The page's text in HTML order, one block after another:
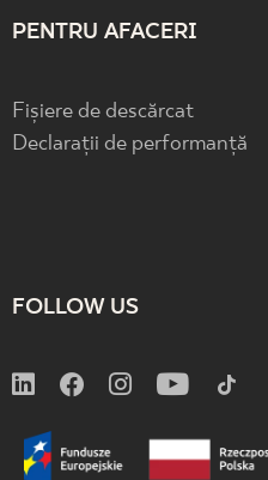
PENTRU AFACERI
Fișiere de descărcat
Declarații de performanță
FOLLOW US